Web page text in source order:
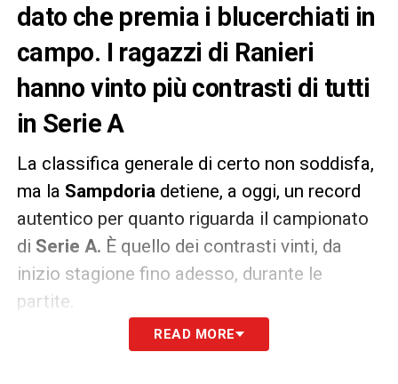
dato che premia i blucerchiati in
campo. I ragazzi di Ranieri
hanno vinto più contrasti di tutti
in Serie A
La classifica generale di certo non soddisfa,
ma la Sampdoria detiene, a oggi, un record
autentico per quanto riguarda il campionato
di Serie A. È quello dei contrasti vinti, da
inizio stagione fino adesso, durante le
partite.
254 il dato complessivo dei duelli vinti con i
READ MORE